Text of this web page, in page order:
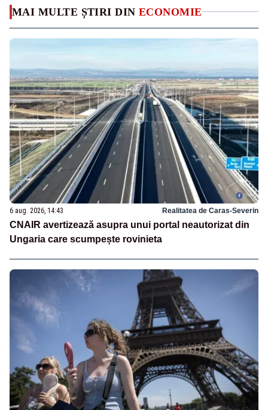
MAI MULTE ȘTIRI DIN ECONOMIE
6 aug. 2026, 14:43 Realitatea de Caras-Severin
CNAIR avertizează asupra unui portal neautorizat din
Ungaria care scumpește rovinieta